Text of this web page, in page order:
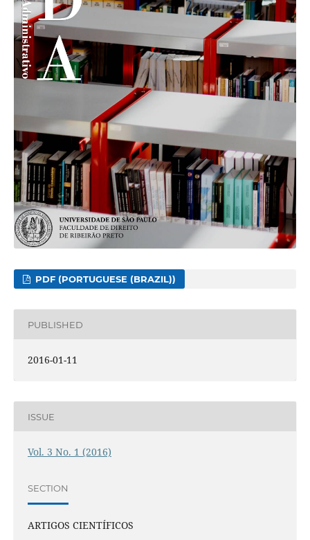
PDF (PORTUGUESE (BRAZIL))
PUBLISHED
2016-01-11
ISSUE
Vol. 3 No. 1 (2016)
SECTION
ARTIGOS CIENTÍFICOS